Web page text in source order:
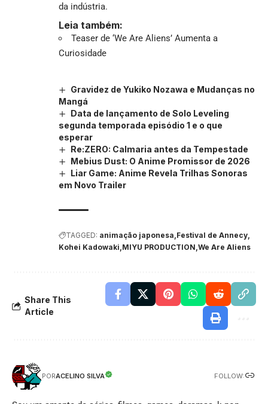
da indústria.
Leia também:
Teaser de ‘We Are Aliens’ Aumenta a
Curiosidade
Gravidez de Yukiko Nozawa e Mudanças no
Mangá
Data de lançamento de Solo Leveling
segunda temporada episódio 1 e o que
esperar
Re:ZERO: Calmaria antes da Tempestade
Mebius Dust: O Anime Promissor de 2026
Liar Game: Anime Revela Trilhas Sonoras
em Novo Trailer
TAGGED: animação japonesa Festival de Annecy
Kohei Kadowaki MIYU PRODUCTION We Are Aliens
Share This
Article
PORACELINO SILVA FOLLOW: